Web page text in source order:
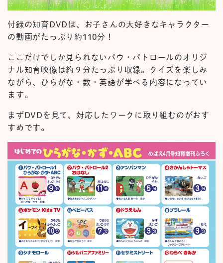
付録の知育DVDは、お子さんの大好きなキャラクター
の動画がたっぷり約110分！
ここだけでしか見られないパウ・パトロールのオリジ
ナル知育映像は約９分たっぷり収録。クイズを楽しみ
ながら、ひらがな・数・英語が学べる内容になってい
ます。
まずDVDを見て、対応したワークに取り組むのがおす
すめです。